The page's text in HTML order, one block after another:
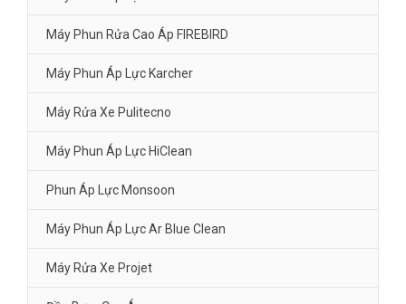
Máy Phun Rửa Cao Áp FIREBIRD
Máy Phun Áp Lực Karcher
Máy Rửa Xe Pulitecno
Máy Phun Áp Lực HiClean
Phun Áp Lực Monsoon
Máy Phun Áp Lực Ar Blue Clean
Máy Rửa Xe Projet